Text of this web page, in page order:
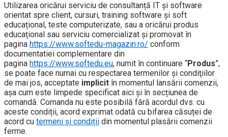
Utilizarea oricărui serviciu de consultanță IT și software
orientat spre client, cursuri, training software și soft
educațional, teste computerizate, sau a oricărui produs
educațional sau serviciu comercializat și promovat în
pagina https://www.softedu-magazin.ro/ conform
documentatiei complementare din
pagina https://www.softedu.eu, numit în continuare “Produs”,
se poate face numai cu respectarea termenilor şi condiţiilor
de mai jos, acceptate implicit în momentul lansării comenzii,
aşa cum este limpede specificat aici și în secțiunea de
comandă. Comanda nu este posibilă fără acordul dvs. cu
aceste condiții, acord exprimat odată cu bifarea căsuței de
acord cu termeni și condiții din momentul plasării comenzii
ferme.